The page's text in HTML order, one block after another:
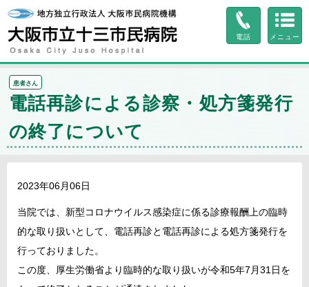
電話 メニュー
患者さん
電話再診による診察・処方箋発行
の終了について
2023年06月06日
当院では、新型コロナウイルス感染症に係る診療報酬上の臨時
的な取り扱いとして、電話再診と電話再診による処方箋発行を
行っておりました。
この度、厚生労働省より臨時的な取り扱いが令和5年7月31日を